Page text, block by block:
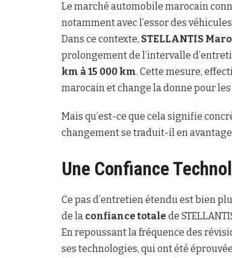
Le marché automobile marocain
notamment avec l’essor des
Dans ce contexte, STELLANTIS
prolongement de l’intervalle
km à 15 000 km. Cette mesure,
marocain et change la donne pour
Mais qu’est-ce que cela signifie
changement se traduit-il en
Une Confiance
Ce pas d’entretien étendu est bien
de la confiance totale de
En repoussant la fréquence des
ses technologies, qui ont été